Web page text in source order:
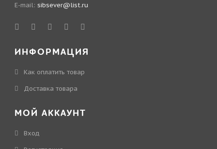
E-mail: sibsever@list.ru
ИНФОРМАЦИЯ
Как оплатить товар
Доставка товара
МОЙ АККАУНТ
Вход